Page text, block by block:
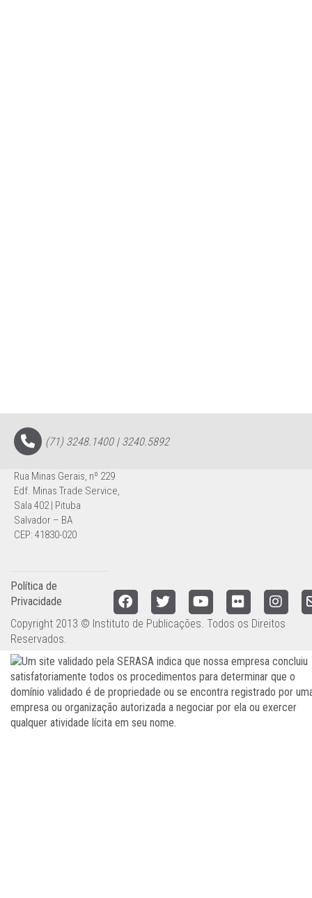
(71) 3248.1400 | 3240.5892
Rua Minas Gerais, nº 229
Edf. Minas Trade Service,
Sala 402 | Pituba
Salvador – BA
CEP: 41830-020
Política de
Privacidade
Copyright 2013 © Instituto de Publicações. Todos os Direitos
Reservados.